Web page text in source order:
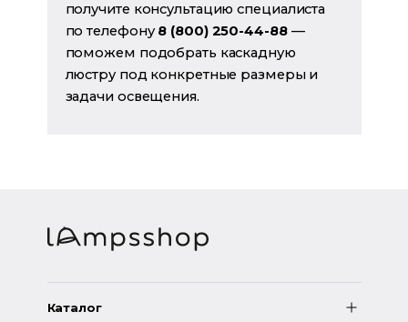
получите консультацию специалиста
по телефону8 (800) 250-44-88—
поможем подобрать каскадную
люстру под конкретные размеры и
задачи освещения.
Каталог